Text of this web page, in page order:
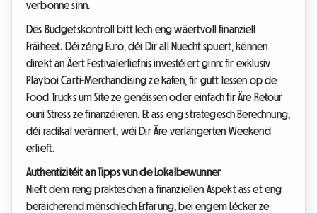
verbonne sinn.
Dës Budgetskontroll bitt Iech eng wäertvoll finanziell
Fräiheet. Déi zéng Euro, déi Dir all Nuecht spuert, kënnen
direkt an Äert Festivalerliefnis investéiert ginn: fir exklusiv
Playboi Carti-Merchandising ze kafen, fir gutt Iessen op de
Food Trucks um Site ze genéissen oder einfach fir Äre Retour
ouni Stress ze finanzéieren. Et ass eng strategesch Berechnung,
déi radikal verännert, wéi Dir Äre verlängerten Weekend
erlieft.
Authentizitéit an Tipps vun de Lokalbewunner
Nieft dem reng prakteschen a finanziellen Aspekt ass et eng
beräicherend mënschlech Erfarung, bei engem Lécker ze